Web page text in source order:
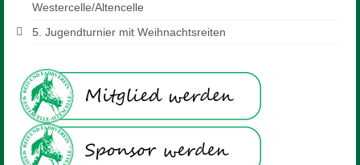
Westercelle/Altencelle
5. Jugendturnier mit Weihnachtsreiten